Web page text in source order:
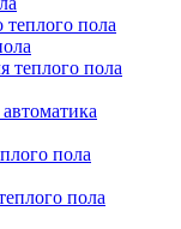
пола
теплого пола
пола
пола